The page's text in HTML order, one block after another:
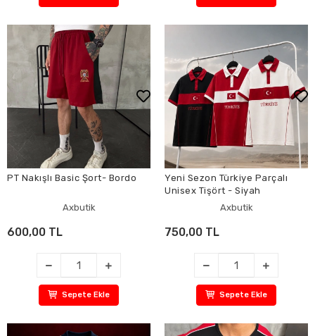
PT Nakışlı Basic Şort- Bordo
Axbutik
600,00 TL
Sepete Ekle
Yeni Sezon Türkiye Parçalı
Unisex Tişört - Siyah
Axbutik
750,00 TL
Sepete Ekle